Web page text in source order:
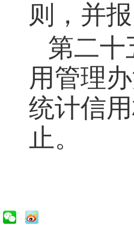
则，并
第二十
用管理
统计信
止。